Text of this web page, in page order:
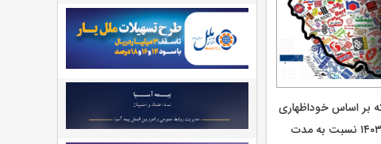
بر اساس خوداظهاری
صنعتگران تهیه می‌شود، نشان می‌دهد ۷ شرکت از ۱۰ کارخانه بزرگ صنعتی ایران در فروردین ۱۴۰۳ نسبت به مدت